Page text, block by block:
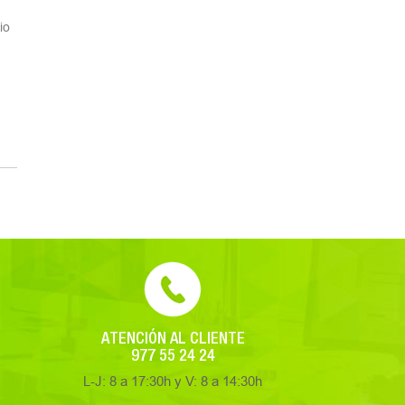
ATENCIÓN AL CLIENTE
977 55 24 24
L-J: 8 a 17:30h y V: 8 a 14:30h